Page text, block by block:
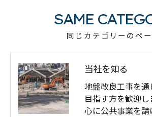
同じカテゴリーのペ
SAME
当社を知る
地盤改良工事を
目指す方を歓迎
心に公共事業を